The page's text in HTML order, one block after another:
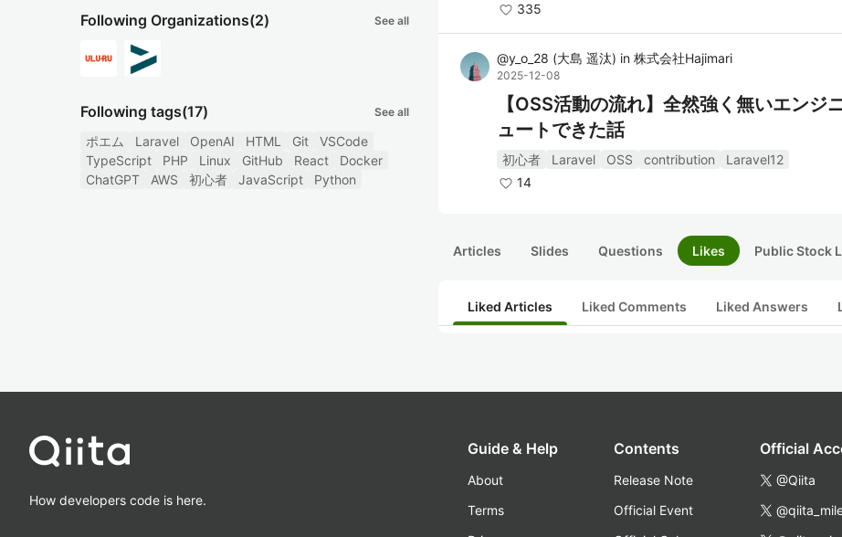
Following Organizations(2) See all
Following tags(17) See all
ポエム Laravel OpenAI HTML Git
VSCode
TypeScript
PHP Linux GitHub React
Docker
ChatGPT
AWS 初心者 JavaScript Python
335
@y_o_28 (大島 遥汰) in 株式会社Hajimari
2025-12-08
【OSS活動の流れ】全然強く無いエン
ュートできた話
初心者 Laravel OSS contribution
Laravel12
14
Articles Slides Questions Likes Public Stock
Liked Articles Liked Comments Liked Answers
How developers code is here.
Guide & Help
About
Terms
Contents
Release Note
Official Event
Official
@Qiita